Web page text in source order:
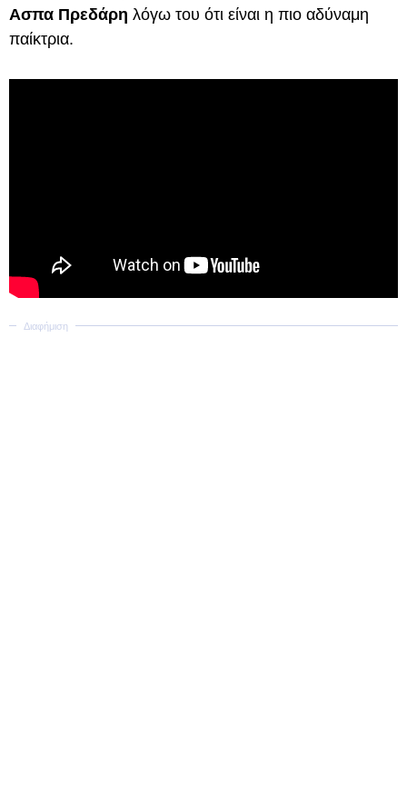
Ασπα Πρεδάρη λόγω του ότι είναι η πιο αδύναμη
παίκτρια.